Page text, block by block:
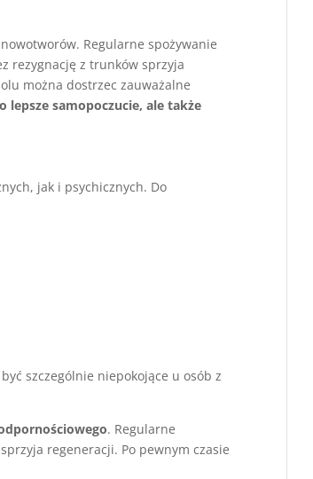
Regularne spożywanie
rezygnację z trunków sprzyja
można dostrzec zauważalne
lepsze samopoczucie, ale także
jak i psychicznych. Do
szczególnie niepokojące u osób z
. Regularne
regeneracji. Po pewnym czasie